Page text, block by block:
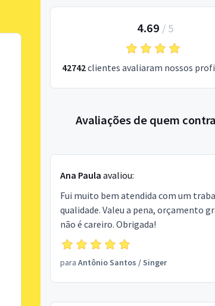
4.69 / 5
42742clientes avaliaram nossos
Avaliações de quem
Ana Paula avaliou:
Fui muito bem atendida com um
qualidade. Valeu a pena, orçamento
não é careiro. Obrigada!
para Antônio Santos /Singer